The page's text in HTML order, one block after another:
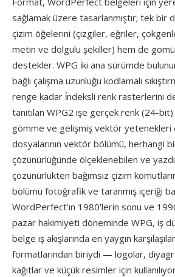
sağlamak üzere tasarlanmıştır; tek bir
çizim öğelerini (çizgiler, eğriler,
metin ve dolgulu şekiller) hem de
destekler. WPG i̇ki ana sürümde
bağlı çalışma uzunluğu kodlamalı
renge kadar i̇ndeksli renk rasterlerini
tanıtılan WPG2 işe gerçek renk (24-
gömme ve gelişmiş vektör yetenekleri
dosyalarının vektör bölümü, herhangi bir
çözünürlüğünde ölçeklenebilen ve
çözünürlükten bağımsız çizim
bölümü fotoğrafik ve taranmış içeriği
WordPerfect'ın 1980'lerin sonu ve
pazar hakimiyeti döneminde WPG, iş
belge iş akışlarında en yaygın
formatlarından biriydi — logolar,
kağıtlar ve küçük resimler için